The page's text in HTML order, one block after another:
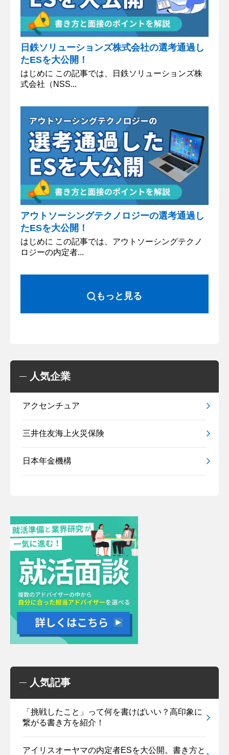
日鉄ソリューションズ株式会社の選考通過し
たESを大公開！
はじめに この記事では、日鉄ソリューションズ株
式会社（NSS...
アウトソーシングテクノロジーの選考通過し
たESを大公開！
はじめに この記事では、アウトソーシングテクノ
ロジーの内定者...
もっと見る
人気企業
アクセンチュア
三井住友海上火災保険
日本年金機構
人気記事
「挑戦したこと」って何を書けばいい？高印象に
繋がる書き方を紹介！
アイリスオーヤマの内定者ESを大公開。書き方と